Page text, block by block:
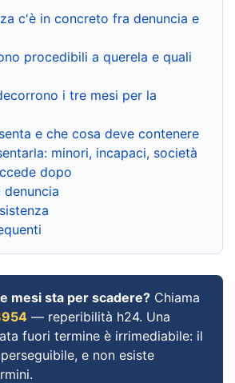
c'è in concreto fra denuncia e
procedibili a querela e quali
i tre mesi per la
e che cosa deve contenere
minori, incapaci, società
dopo
mesi sta per scadere? Chiama
— reperibilità h24. Una
fuori termine è irrimediabile: il
e non esiste